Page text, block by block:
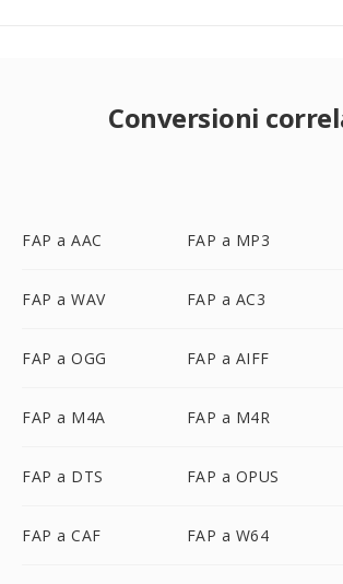
Conversioni
FAP a AAC FAP a MP3
FAP a WAV FAP a AC3
FAP a OGG FAP a AIFF
FAP a M4A FAP a M4R
FAP a DTS FAP a OPUS
FAP a CAF FAP a W64